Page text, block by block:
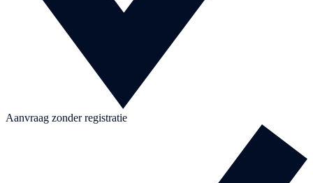
Aanvraag zonder registratie